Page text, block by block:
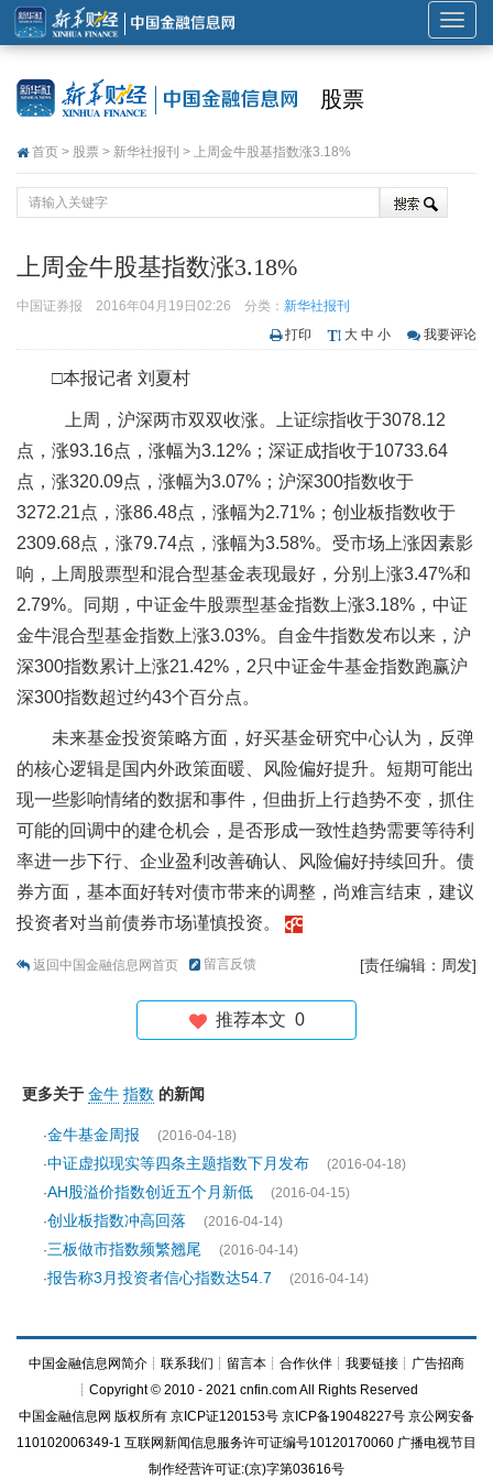
展
开
股票
首页 > 股票 > 新华社报刊 > 上周金牛股基指数涨3.18%
上周金牛股基指数涨3.18%
中国证券报 2016年04月19日02:26 分类： 新华社报刊
打印
大 中 小 我要评论
□本报记者 刘夏村
上周，沪深两市双双收涨。上证综指收于3078.12
点，涨93.16点，涨幅为3.12%；深证成指收于10733.64
点，涨320.09点，涨幅为3.07%；沪深300指数收于
3272.21点，涨86.48点，涨幅为2.71%；创业板指数收于
2309.68点，涨79.74点，涨幅为3.58%。受市场上涨因素影
响，上周股票型和混合型基金表现最好，分别上涨3.47%和
2.79%。同期，中证金牛股票型基金指数上涨3.18%，中证
金牛混合型基金指数上涨3.03%。自金牛指数发布以来，沪
深300指数累计上涨21.42%，2只中证金牛基金指数跑赢沪
深300指数超过约43个百分点。
未来基金投资策略方面，好买基金研究中心认为，反弹
的核心逻辑是国内外政策面暖、风险偏好提升。短期可能出
现一些影响情绪的数据和事件，但曲折上行趋势不变，抓住
可能的回调中的建仓机会，是否形成一致性趋势需要等待利
率进一步下行、企业盈利改善确认、风险偏好持续回升。债
券方面，基本面好转对债市带来的调整，尚难言结束，建议
投资者对当前债券市场谨慎投资。
返回中国金融信息网首页 留言反馈 [责任编辑：周发]
推荐本文 0
更多关于 金牛 指数 的新闻
·金牛基金周报
(2016-04-18)
·中证虚拟现实等四条主题指数下月发布
(2016-04-18)
·AH股溢价指数创近五个月新低
(2016-04-15)
·创业板指数冲高回落
(2016-04-14)
·三板做市指数频繁翘尾
(2016-04-14)
·报告称3月投资者信心指数达54.7 (2016-04-14)
中国金融信息网简介 ┊ 联系我们 ┊ 留言本 ┊ 合作伙伴 ┊ 我要链接 ┊ 广告招商
┊Copyright © 2010 - 2021 cnfin.com All Rights Reserved
中国金融信息网 版权所有 京ICP证120153号 京ICP备19048227号 京公网安备
110102006349-1 互联网新闻信息服务许可证编号10120170060 广播电视节目
制作经营许可证:(京)字第03616号